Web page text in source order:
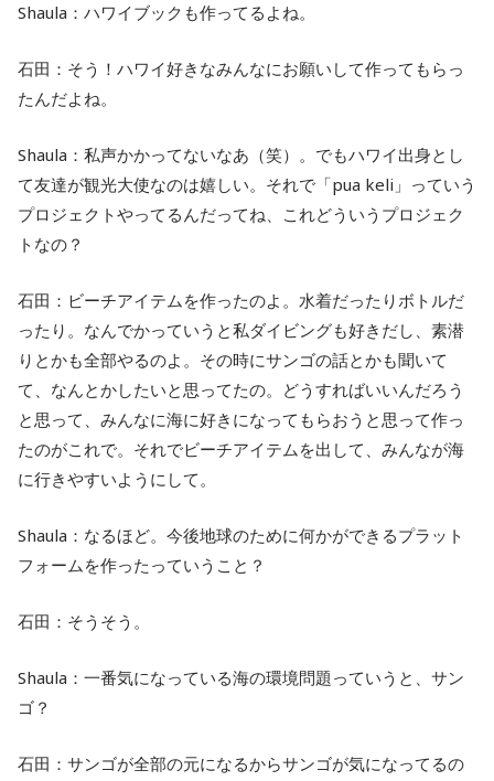
Shaula：ハワイブックも作ってるよね。
石田：そう！ハワイ好きなみんなにお願いして作ってもらっ
たんだよね。
Shaula：私声かかってないなあ（笑）。でもハワイ出身とし
て友達が観光大使なのは嬉しい。それで「pua keli」っていう
プロジェクトやってるんだってね、これどういうプロジェク
トなの？
石田：ビーチアイテムを作ったのよ。水着だったりボトルだ
ったり。なんでかっていうと私ダイビングも好きだし、素潜
りとかも全部やるのよ。その時にサンゴの話とかも聞いて
て、なんとかしたいと思ってたの。どうすればいいんだろう
と思って、みんなに海に好きになってもらおうと思って作っ
たのがこれで。それでビーチアイテムを出して、みんなが海
に行きやすいようにして。
Shaula：なるほど。今後地球のために何かができるプラット
フォームを作ったっていうこと？
石田：そうそう。
Shaula：一番気になっている海の環境問題っていうと、サン
ゴ？
石田：サンゴが全部の元になるからサンゴが気になってるの